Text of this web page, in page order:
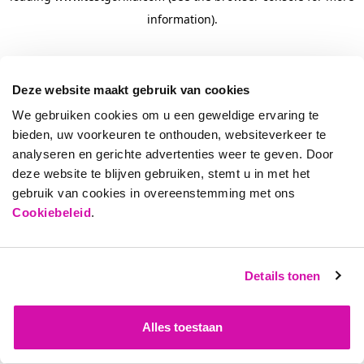
Deze website maakt gebruik van cookies
We gebruiken cookies om u een geweldige ervaring te
bieden, uw voorkeuren te onthouden, websiteverkeer te
analyseren en gerichte advertenties weer te geven. Door
deze website te blijven gebruiken, stemt u in met het
gebruik van cookies in overeenstemming met ons
Cookiebeleid.
Details tonen
Alles toestaan
information).